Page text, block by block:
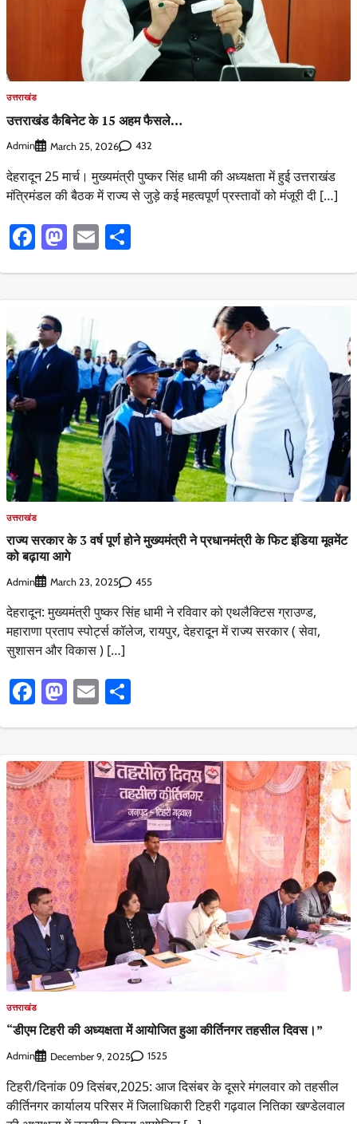
उत्तराखंड
उत्तराखंड कैबिनेट के 15 अहम फैसले…
Admin March 25, 2026 432
देहरादून 25 मार्च। मुख्यमंत्री पुष्कर सिंह धामी की अध्यक्षता में हुई उत्तराखंड
मंत्रिमंडल की बैठक में राज्य से जुड़े कई महत्वपूर्ण प्रस्तावों को मंजूरी दी […]
Facebook
Mastodon
Email
उत्तराखंड
राज्य सरकार के 3 वर्ष पूर्ण होने मुख्यमंत्री ने प्रधानमंत्री के फिट इंडिया मूवमेंट
को बढ़ाया आगे
Admin March 23, 2025 455
देहरादून: मुख्यमंत्री पुष्कर सिंह धामी ने रविवार को एथलैक्टिस ग्राउण्ड,
महाराणा प्रताप स्पोर्ट्स कॉलेज, रायपुर, देहरादून में राज्य सरकार ( सेवा,
सुशासन और विकास ) […]
Facebook
Mastodon
Email
उत्तराखंड
“डीएम टिहरी की अध्यक्षता में आयोजित हुआ कीर्तिनगर तहसील दिवस।”
Admin December 9, 2025 1525
टिहरी/दिनांक 09 दिसंबर,2025: आज दिसंबर के दूसरे मंगलवार को तहसील
कीर्तिनगर कार्यालय परिसर में जिलाधिकारी टिहरी गढ़वाल नितिका खण्डेलवाल